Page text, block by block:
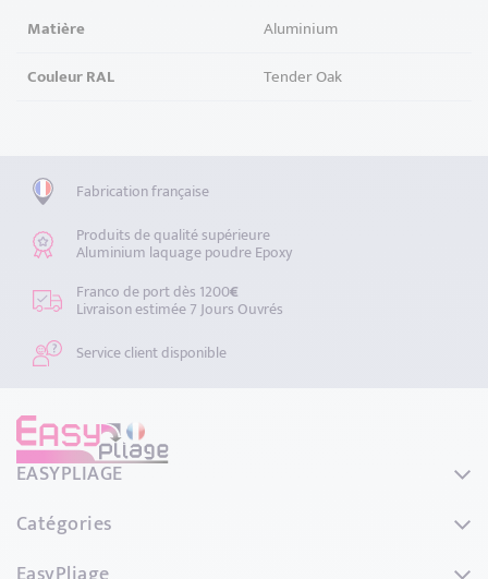
Matière
Aluminium
Couleur RAL
Tender Oak
Fabrication française
Produits de qualité supérieure
Aluminium laquage poudre Epoxy
Franco de port dès 1200€
Livraison estimée 7 Jours Ouvrés
Service client disponible
EASYPLIAGE
44 Rue de L'avenir
69740 GENAS
Catégories
Couvertines